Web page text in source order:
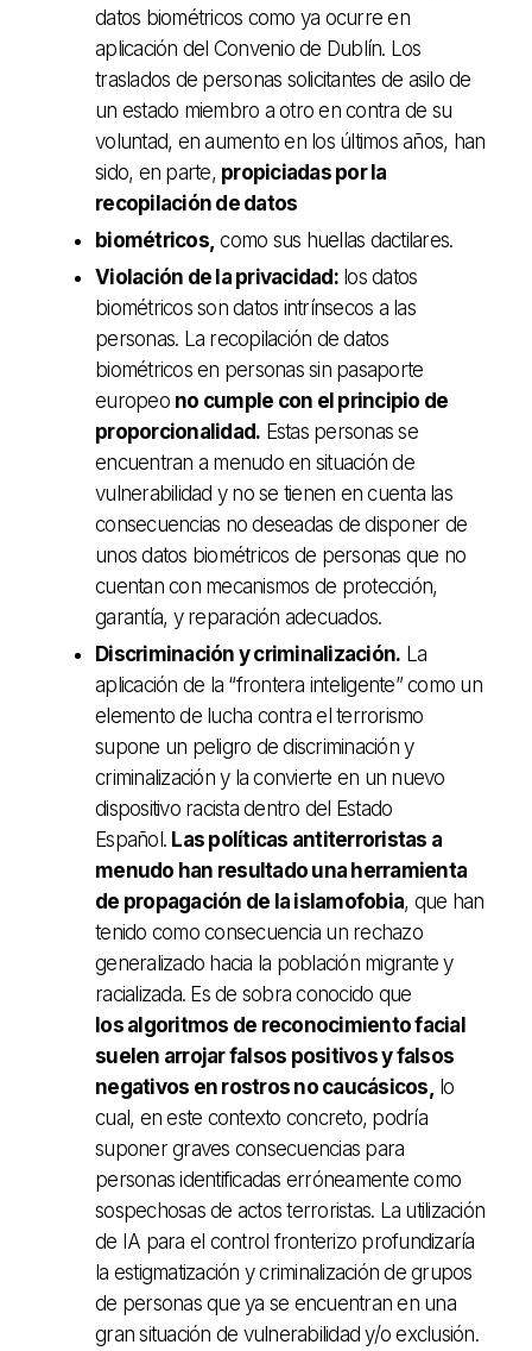
datos biométricos como ya ocurre en
aplicación del Convenio de Dublín. Los
traslados de personas solicitantes de asilo de
un estado miembro a otro en contra de su
voluntad, en aumento en los últimos años, han
sido, en parte, propiciadas por la
recopilación de datos
biométricos, como sus huellas dactilares.
Violación de la privacidad:los datos
biométricos son datos intrínsecos a las
personas. La recopilación de datos
biométricos en personas sin pasaporte
europeo no cumple con el principio de
proporcionalidad. Estas personas se
encuentran a menudo en situación de
vulnerabilidad y no se tienen en cuenta las
consecuencias no deseadas de disponer de
unos datos biométricos de personas que no
cuentan con mecanismos de protección,
garantía, y reparación adecuados.
Discriminación y criminalización. La
aplicación de la “frontera inteligente” como un
elemento de lucha contra el terrorismo
supone un peligro de discriminación y
criminalización y la convierte en un nuevo
dispositivo racista dentro del Estado
Español. Las políticas antiterroristas a
menudo han resultado una herramienta
de propagación de la islamofobia, que han
tenido como consecuencia un rechazo
generalizado hacia la población migrante y
racializada. Es de sobra conocido que
los algoritmos de reconocimiento facial
suelen arrojar falsos positivos y falsos
negativos en rostros no caucásicos, lo
cual, en este contexto concreto, podría
suponer graves consecuencias para
personas identificadas erróneamente como
sospechosas de actos terroristas. La utilización
de IA para el control fronterizo profundizaría
la estigmatización y criminalización de grupos
de personas que ya se encuentran en una
gran situación de vulnerabilidad y/o exclusión.